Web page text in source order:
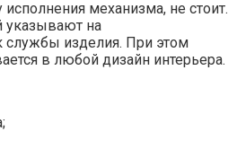
исполнения механизма, не стоит.
указывают на
службы изделия. При этом
в любой дизайн интерьера.